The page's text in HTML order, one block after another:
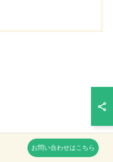
お問い合わせはこちら